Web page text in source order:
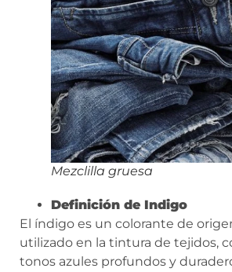
Mezclilla gruesa
Definición de Indigo
El índigo es un colorante de
utilizado en la tintura de tejidos,
tonos azules profundos y